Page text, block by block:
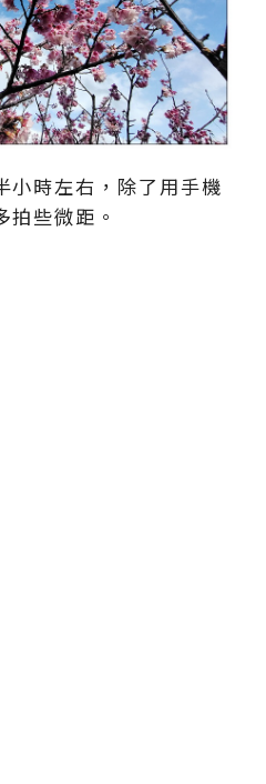
小時左右，除了用手機
拍些微距。